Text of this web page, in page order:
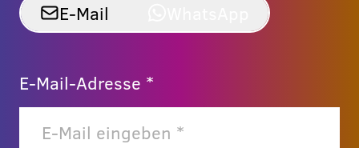
E-Mail
E-Mail-Adresse *